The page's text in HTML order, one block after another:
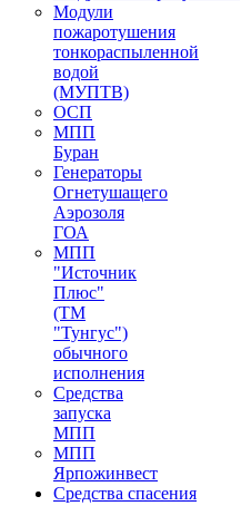
Модули
пожаротушения
тонкораспыленной
водой
(МУПТВ)
ОСП
МПП
Буран
Генераторы
Огнетушащего
Аэрозоля
ГОА
МПП
"Источник
Плюс"
(ТМ
"Тунгус")
обычного
исполнения
Средства
запуска
МПП
МПП
Ярпожинвест
Средства спасения